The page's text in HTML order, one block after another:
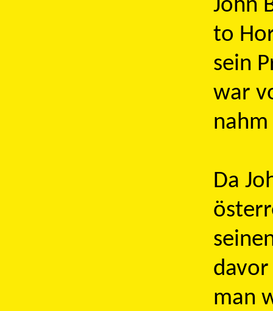
John
to
sein
war
Da
man